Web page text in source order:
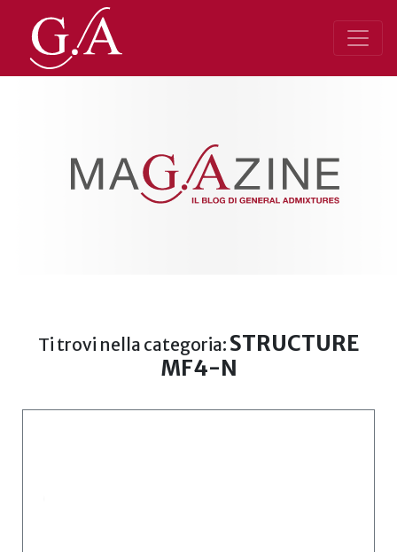
Ti trovi nella categoria: STRUCTURE
MF4-N